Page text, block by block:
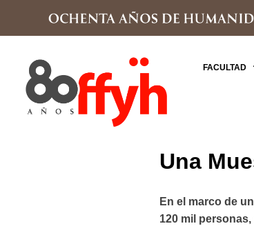
FACULTAD
Una
En el marco de
120 mil